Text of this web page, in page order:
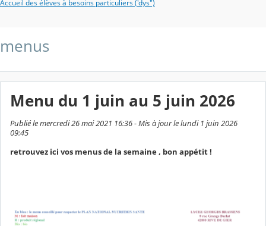
Accueil des élèves à besoins particuliers ('dys")
menus
Menu du 1 juin au 5 juin 2026
Publié le mercredi 26 mai 2021 16:36 - Mis à jour le lundi 1 juin 2026
09:45
retrouvez ici vos menus de la semaine , bon appétit !